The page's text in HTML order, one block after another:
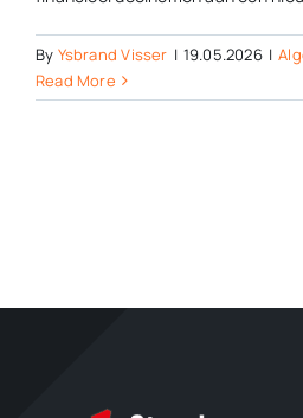
By Ysbrand Visser | 19.05.2026 |
Read More